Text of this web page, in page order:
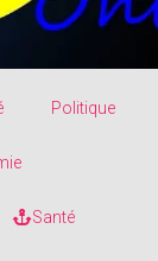
Politique
Santé